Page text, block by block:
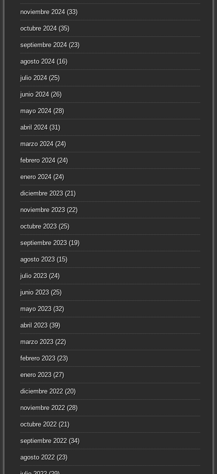
noviembre 2024(33)
octubre 2024(35)
septiembre 2024(23)
agosto 2024(16)
julio 2024(25)
junio 2024(26)
mayo 2024(28)
abril 2024(31)
marzo 2024(24)
febrero 2024(24)
enero 2024(24)
diciembre 2023(21)
noviembre 2023(22)
octubre 2023(25)
septiembre 2023(19)
agosto 2023(15)
julio 2023(24)
junio 2023(25)
mayo 2023(32)
abril 2023(39)
marzo 2023(22)
febrero 2023(23)
enero 2023(27)
diciembre 2022(20)
noviembre 2022(28)
octubre 2022(21)
septiembre 2022(34)
agosto 2022(23)